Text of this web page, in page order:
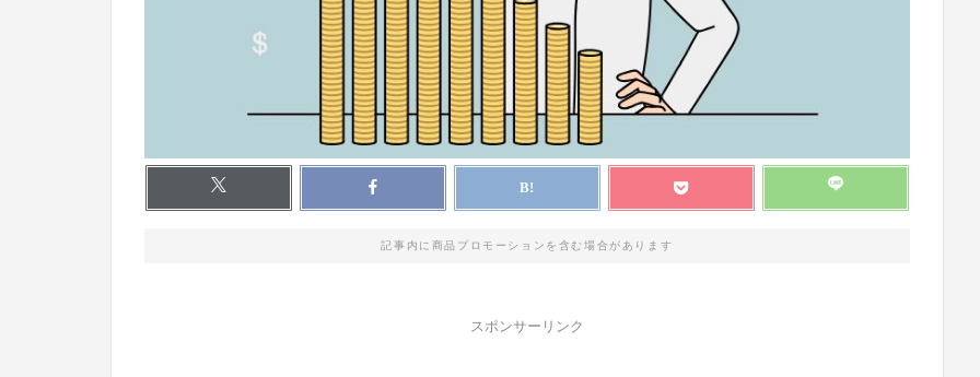
記事内に商品プロモーションを含む場合があります
スポンサーリンク